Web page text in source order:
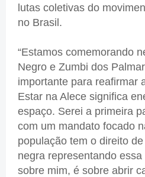
lutas coletivas do
no Brasil.
“Estamos comemorando
Negro e Zumbi dos
importante para reafirmar
Estar na Alece significa
espaço. Serei a primeira
com um mandato focado
população tem o direito
negra representando
sobre mim, é sobre abrir